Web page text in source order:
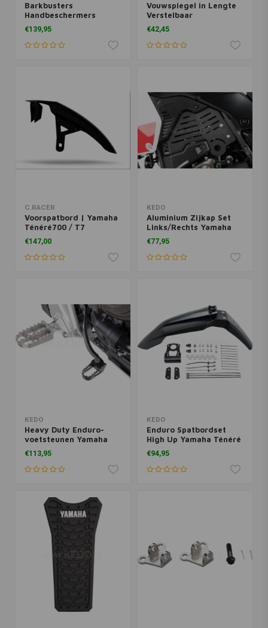
Barkbusters
Handbeschermers
Montageset Yamaha
Ténéré 700
€139,95
Vouwspiegel in Lengte
Verstelbaar
€42,45
C.RACER
Voorspatbord | Yamaha
Ténéré700 / T7
€147,00
KEDO
Aluminium Zijkap Set
Links/Rechts Yamaha
Ténéré 700 | Zwart
€77,95
KEDO
Heavy Duty Enduro-
voetsteunen Yamaha
Ténéré 700
€113,95
KEDO
Enduro Spatbordset
High Up Yamaha Ténéré
700 | Zwart
€94,95